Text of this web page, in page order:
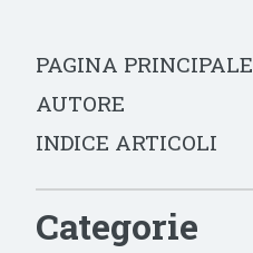
PAGINA PRINCIPALE
AUTORE
INDICE ARTICOLI
Categorie